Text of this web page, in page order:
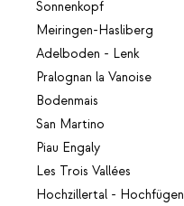
Sonnenkopf
Meiringen-Hasliberg
Adelboden - Lenk
Pralognan la Vanoise
Bodenmais
San Martino
Piau Engaly
Les Trois Vallées
Hochzillertal - Hochfügen